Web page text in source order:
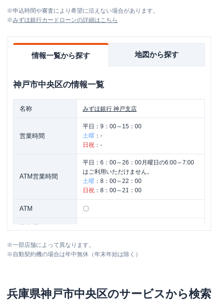
※申込時間や審査により希望に沿えない場合があります。
※みずほ銀行カードローンの詳細はこちら
情報一覧から探す 地図から探す
神戸市中央区の情報一覧
名称 みずほ銀行 神戸支店
営業時間
平日： 9：00～15：00
土曜 ： -
日祝 ： -
ATM営業時間
平日： 6：00～26：00月曜日の6:00～7:00
はご利用いただけません。
土曜 ： 8：00～22：00
日祝 ： 8：00～21：00
ATM 〇
住所 兵庫県神戸市中央区三宮町1-3-1
※一部店舗によって異なります。
※自動契約機の場合は年中無休（年末年始は除く）
兵庫県神戸市中央区のサービスから検索